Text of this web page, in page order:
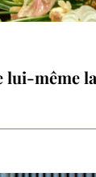
lui-même